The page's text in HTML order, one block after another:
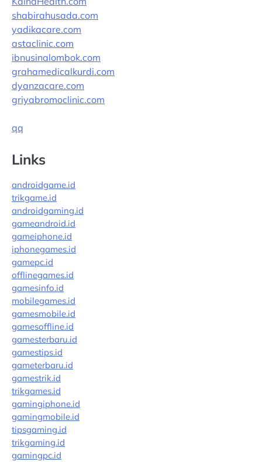
shabirahusada.com
yadikacare.com
astaclinic.com
ibnusinalombok.com
grahamedicalkurdi.com
dyanzacare.com
griyabromoclinic.com
qq
Links
androidgame.id
trikgame.id
androidgaming.id
gameandroid.id
gameiphone.id
iphonegames.id
gamepc.id
offlinegames.id
gamesinfo.id
mobilegames.id
gamesmobile.id
gamesoffline.id
gamesterbaru.id
gamestips.id
gameterbaru.id
gamestrik.id
trikgames.id
gamingiphone.id
gamingmobile.id
tipsgaming.id
trikgaming.id
gamingpc.id